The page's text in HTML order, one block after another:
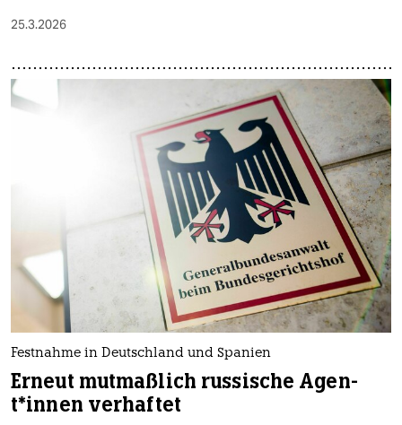
25.3.2026
Festnahme in Deutschland und Spanien
Erneut mutmaßlich russische Agen­
t*in­nen verhaftet